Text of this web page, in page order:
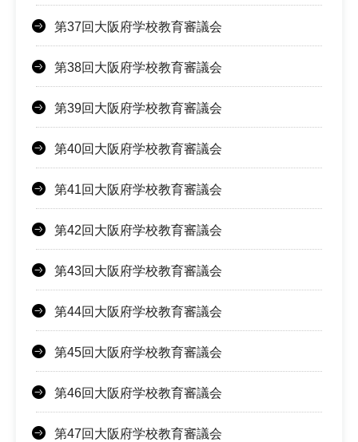
第37回大阪府学校教育審議会
第38回大阪府学校教育審議会
第39回大阪府学校教育審議会
第40回大阪府学校教育審議会
第41回大阪府学校教育審議会
第42回大阪府学校教育審議会
第43回大阪府学校教育審議会
第44回大阪府学校教育審議会
第45回大阪府学校教育審議会
第46回大阪府学校教育審議会
第47回大阪府学校教育審議会